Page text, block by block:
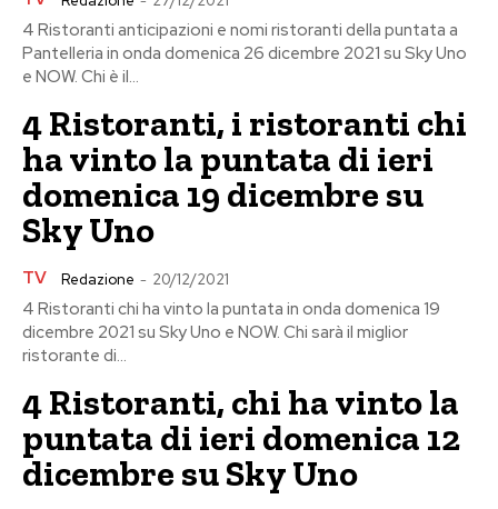
4 Ristoranti anticipazioni e nomi ristoranti della puntata a
Pantelleria in onda domenica 26 dicembre 2021 su Sky Uno
e NOW. Chi è il...
4 Ristoranti, i ristoranti chi
ha vinto la puntata di ieri
domenica 19 dicembre su
Sky Uno
TV Redazione - 20/12/2021
4 Ristoranti chi ha vinto la puntata in onda domenica 19
dicembre 2021 su Sky Uno e NOW. Chi sarà il miglior
ristorante di...
4 Ristoranti, chi ha vinto la
puntata di ieri domenica 12
dicembre su Sky Uno